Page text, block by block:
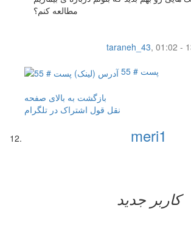
مطالعه کنم؟
taraneh_43,
پست # 55
بازگشت به بالای صفحه
نقل قول اشتراک در تلگرام
meri1
کاربر جدید